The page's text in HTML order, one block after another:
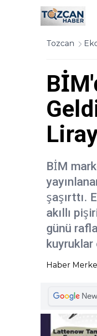
Tozcan
BİM
şaşırttı.
akıllı
günü
kuyruklar
Haber